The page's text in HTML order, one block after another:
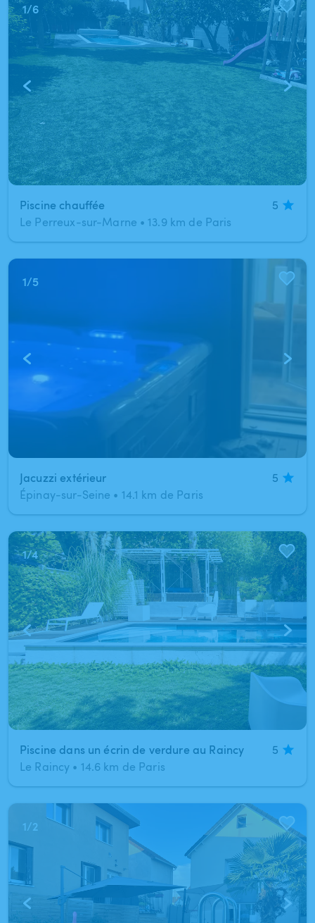
1/6
Piscine chauffée
5
Le Perreux-sur-Marne • 13.9 km de Paris
1/5
Jacuzzi extérieur
5
Épinay-sur-Seine • 14.1 km de Paris
1/4
Piscine dans un écrin de verdure au Raincy
5
Le Raincy • 14.6 km de Paris
1/2